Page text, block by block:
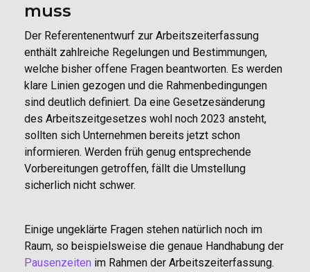
muss
Der Referentenentwurf zur Arbeitszeiterfassung
enthält zahlreiche Regelungen und Bestimmungen,
welche bisher offene Fragen beantworten. Es werden
klare Linien gezogen und die Rahmenbedingungen
sind deutlich definiert. Da eine Gesetzesänderung
des Arbeitszeitgesetzes wohl noch 2023 ansteht,
sollten sich Unternehmen bereits jetzt schon
informieren. Werden früh genug entsprechende
Vorbereitungen getroffen, fällt die Umstellung
sicherlich nicht schwer.
Einige ungeklärte Fragen stehen natürlich noch im
Raum, so beispielsweise die genaue Handhabung der
Pausenzeiten im Rahmen der Arbeitszeiterfassung.